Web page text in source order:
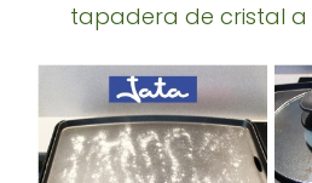
tapadera de cristal a